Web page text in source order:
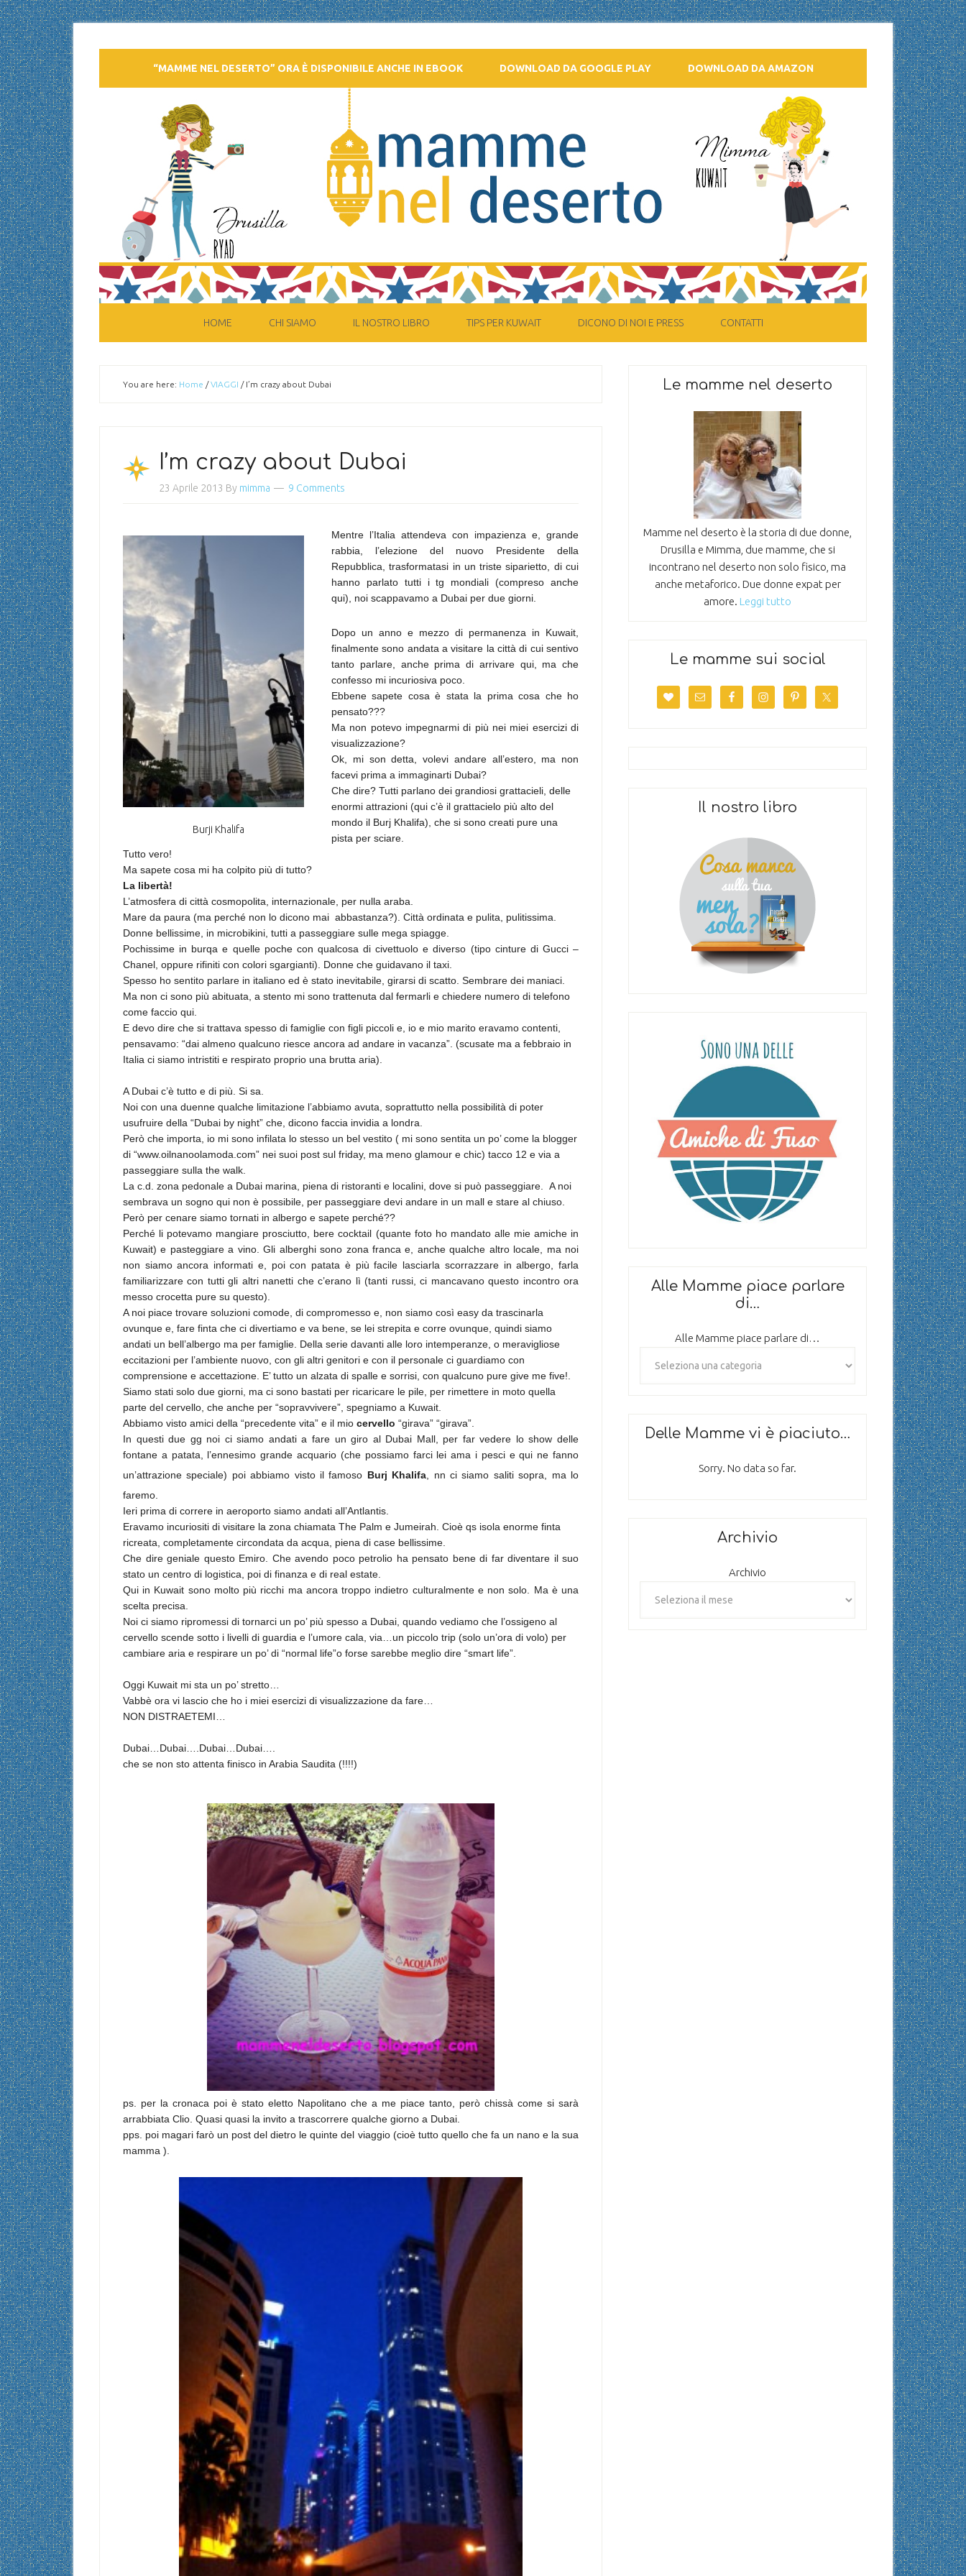
“MAMME NEL DESERTO” ORA È DISPONIBILE ANCHE IN EBOOK DOWNLOAD DA GOOGLE PLAY DOWNLOAD DA AMAZON
HOME CHI SIAMO IL NOSTRO LIBRO TIPS PER KUWAIT DICONO DI NOI E PRESS CONTATTI
You are here: Home / VIAGGI /I’m crazy about Dubai
I’m crazy about Dubai
23 Aprile 2013 By mimma 9 Comments
Burji Khalifa
Mentre l’Italia attendeva con impazienza e, grande
rabbia, l’elezione del nuovo Presidente della
Repubblica, trasformatasi in un triste siparietto, di cui
hanno parlato tutti i tg mondiali (compreso anche
qui), noi scappavamo a Dubai per due giorni.
Dopo un anno e mezzo di permanenza in Kuwait,
finalmente sono andata a visitare la città di cui sentivo
tanto parlare, anche prima di arrivare qui, ma che
confesso mi incuriosiva poco.
Ebbene sapete cosa è stata la prima cosa che ho
pensato???
Ma non potevo impegnarmi di più nei miei esercizi di
visualizzazione?
Ok, mi son detta, volevi andare all’estero, ma non
facevi prima a immaginarti Dubai?
Che dire? Tutti parlano dei grandiosi grattacieli, delle
enormi attrazioni (qui c’è il grattacielo più alto del
mondo il Burj Khalifa), che si sono creati pure una
pista per sciare.
Tutto vero!
Ma sapete cosa mi ha colpito più di tutto?
La libertà!
L’atmosfera di città cosmopolita, internazionale, per nulla araba.
Mare da paura (ma perché non lo dicono mai abbastanza?). Città ordinata e pulita, pulitissima.
Donne bellissime, in microbikini, tutti a passeggiare sulle mega spiagge.
Pochissime in burqa e quelle poche con qualcosa di civettuolo e diverso (tipo cinture di Gucci –
Chanel, oppure rifiniti con colori sgargianti). Donne che guidavano il taxi.
Spesso ho sentito parlare in italiano ed è stato inevitabile, girarsi di scatto. Sembrare dei maniaci.
Ma non ci sono più abituata, a stento mi sono trattenuta dal fermarli e chiedere numero di telefono
come faccio qui.
E devo dire che si trattava spesso di famiglie con figli piccoli e, io e mio marito eravamo contenti,
pensavamo: “dai almeno qualcuno riesce ancora ad andare in vacanza”. (scusate ma a febbraio in
Italia ci siamo intristiti e respirato proprio una brutta aria).
A Dubai c’è tutto e di più. Si sa.
Noi con una duenne qualche limitazione l’abbiamo avuta, soprattutto nella possibilità di poter
usufruire della “Dubai by night” che, dicono faccia invidia a londra.
Però che importa, io mi sono infilata lo stesso un bel vestito ( mi sono sentita un po’ come la blogger
di “www.oilnanoolamoda.com” nei suoi post sul friday, ma meno glamour e chic) tacco 12 e via a
passeggiare sulla the walk.
La c.d. zona pedonale a Dubai marina, piena di ristoranti e localini, dove si può passeggiare. A noi
sembrava un sogno qui non è possibile, per passeggiare devi andare in un mall e stare al chiuso.
Però per cenare siamo tornati in albergo e sapete perché??
Perché li potevamo mangiare prosciutto, bere cocktail (quante foto ho mandato alle mie amiche in
Kuwait) e pasteggiare a vino. Gli alberghi sono zona franca e, anche qualche altro locale, ma noi
non siamo ancora informati e, poi con patata è più facile lasciarla scorrazzare in albergo, farla
familiarizzare con tutti gli altri nanetti che c’erano lì (tanti russi, ci mancavano questo incontro ora
messo crocetta pure su questo).
A noi piace trovare soluzioni comode, di compromesso e, non siamo così easy da trascinarla
ovunque e, fare finta che ci divertiamo e va bene, se lei strepita e corre ovunque, quindi siamo
andati un bell’albergo ma per famiglie. Della serie davanti alle loro intemperanze, o meravigliose
eccitazioni per l’ambiente nuovo, con gli altri genitori e con il personale ci guardiamo con
comprensione e accettazione. E’ tutto un alzata di spalle e sorrisi, con qualcuno pure give me five!.
Siamo stati solo due giorni, ma ci sono bastati per ricaricare le pile, per rimettere in moto quella
parte del cervello, che anche per “sopravvivere”, spegniamo a Kuwait.
Abbiamo visto amici della “precedente vita” e il mio cervello “girava” “girava”.
In questi due gg noi ci siamo andati a fare un giro al Dubai Mall, per far vedere lo show delle
fontane a patata, l’ennesimo grande acquario (che possiamo farci lei ama i pesci e qui ne fanno
un’attrazione speciale) poi abbiamo visto il famoso Burj Khalifa , nn ci siamo saliti sopra, ma lo
faremo.
Ieri prima di correre in aeroporto siamo andati all’Antlantis.
Eravamo incuriositi di visitare la zona chiamata The Palm e Jumeirah. Cioè qs isola enorme finta
ricreata, completamente circondata da acqua, piena di case bellissime.
Che dire geniale questo Emiro. Che avendo poco petrolio ha pensato bene di far diventare il suo
stato un centro di logistica, poi di finanza e di real estate.
Qui in Kuwait sono molto più ricchi ma ancora troppo indietro culturalmente e non solo. Ma è una
scelta precisa.
Noi ci siamo ripromessi di tornarci un po’ più spesso a Dubai, quando vediamo che l’ossigeno al
cervello scende sotto i livelli di guardia e l’umore cala, via…un piccolo trip (solo un’ora di volo) per
cambiare aria e respirare un po’ di “normal life”o forse sarebbe meglio dire “smart life”.
Oggi Kuwait mi sta un po’ stretto…
Vabbè ora vi lascio che ho i miei esercizi di visualizzazione da fare…
NON DISTRAETEMI…
Dubai…Dubai….Dubai…Dubai….
che se non sto attenta finisco in Arabia Saudita (!!!!)
ps. per la cronaca poi è stato eletto Napolitano che a me piace tanto, però chissà come si sarà
arrabbiata Clio. Quasi quasi la invito a trascorrere qualche giorno a Dubai.
pps. poi magari farò un post del dietro le quinte del viaggio (cioè tutto quello che fa un nano e la sua
mamma ).
Le mamme nel deserto
Mamme nel deserto è la storia di due donne,
Drusilla e Mimma, due mamme, che si
incontrano nel deserto non solo fisico, ma
anche metaforico. Due donne expat per
amore. Leggi tutto
Le mamme sui social
Il nostro libro
Alle Mamme piace parlare
di…
Alle Mamme piace parlare di…
Delle Mamme vi è piaciuto…
Sorry. No data so far.
Archivio
Archivio